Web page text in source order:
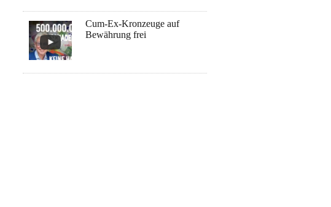
Cum-Ex-Kronzeuge auf
Bewährung frei